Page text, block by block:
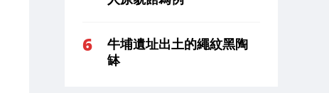
牛埔遺址出土的繩紋黑陶
缽